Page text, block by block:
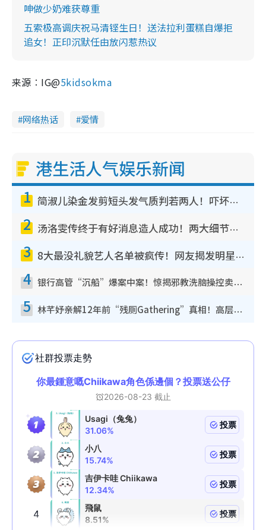
呻做少奶难获尊重
五索极高调庆祝马清铿生日！送法拉利蛋糕自爆拒
追女！正印沉默任由放闪惹热议
来源︰IG@5kidsokma
网络热话 爱情
港生活人气娱乐新闻
1 简淑儿染金发剪短头发气质判若两人！吓坏老公麦大力都认不出：“你做什么？”
2 汤洛雯传终于有好消息造人成功！两大细节曝孕味极浓引猜测：大肚婆先会咁！
3 8大最没礼貌艺人名单被疯传！网友揭发明星真面目，一致数落这一位是无品天花板？
4 银行高管“沉船”爆案中案！惊揭邪教洗脑操控卖淫被吞600万，幕后黑手讲多错多
5 林芊妤亲解12年前“残厕Gathering”真相！高层解约一句话重创尊严，至今拒返TVB